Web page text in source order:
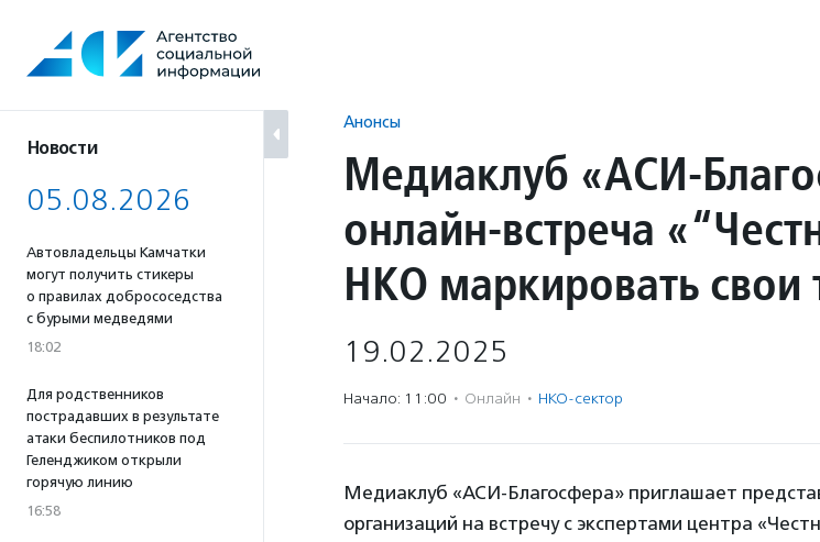
содержанию
Новости
05.08.2026
Автовладельцы Камчатки
могут получить стикеры
о правилах добрососедства
с бурыми медведями
18:02
Для родственников
пострадавших в результате
атаки беспилотников под
Геленджиком открыли
горячую линию
16:58
Анонсы
Медиаклуб «АСИ-
онлайн-встреча
НКО маркировать свои
19.02.2025
Начало: 11:00 · Онлайн · НКО-сектор
Медиаклуб «АСИ-Благосфера» приглашает
организаций на встречу с экспертами центра